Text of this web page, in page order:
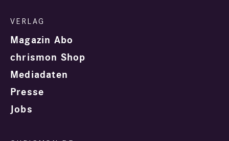
Magazin Abo
chrismon Shop
Mediadaten
Presse
Jobs